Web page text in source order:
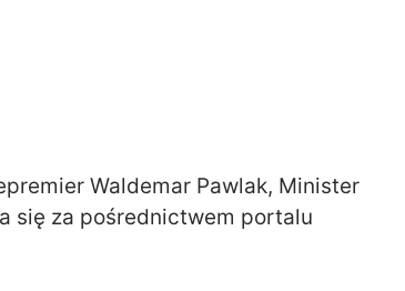
Waldemar Pawlak, Minister
się za pośrednictwem portalu